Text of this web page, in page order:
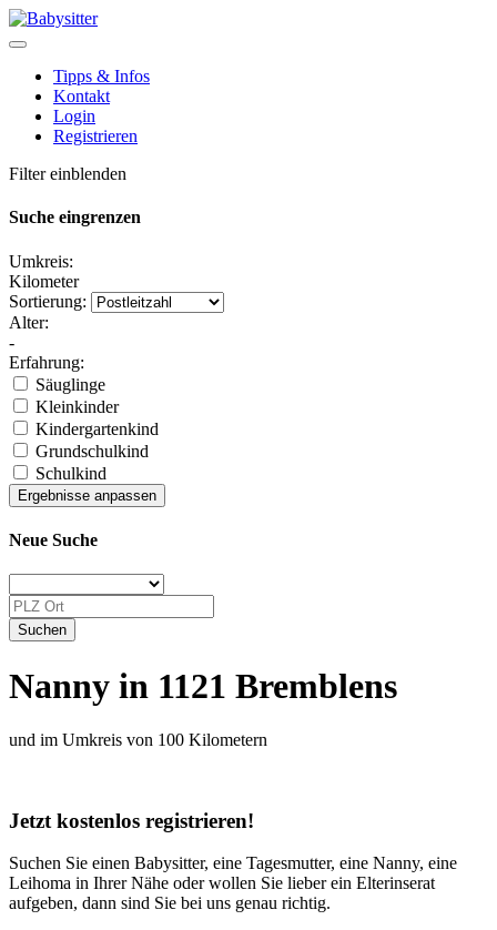
Tipps & Infos
Kontakt
Login
Registrieren
Filter einblenden
Suche eingrenzen
Umkreis:
Kilometer
Sortierung:
Alter:
-
Erfahrung:
Säuglinge
Kleinkinder
Kindergartenkind
Grundschulkind
Schulkind
Neue Suche
Nanny in 1121 Bremblens
und im Umkreis von 100 Kilometern
Jetzt kostenlos registrieren!
Suchen Sie einen Babysitter, eine Tagesmutter, eine Nanny, eine
Leihoma in Ihrer Nähe oder wollen Sie lieber ein Elterinserat
aufgeben, dann sind Sie bei uns genau richtig.